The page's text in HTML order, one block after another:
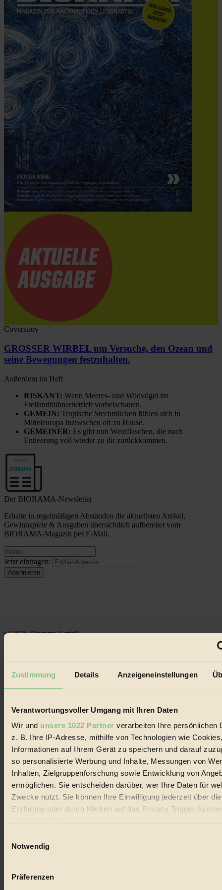
Zustimmung Details Anzeigeneinstellungen
Verantwortungsvoller Umgang mit Ihren Daten
Wir und unsere 1022 Partner verarbeiten Ihre persönlichen
z. B. Ihre IP-Adresse, mithilfe von Technologien wie
Informationen auf Ihrem Gerät zu speichern und darauf
so personalisierte Werbung und Inhalte, Messungen von
Inhalten, Zielgruppenforschung sowie Entwicklung von
ermöglichen. Sie entscheiden darüber, wer Ihre Daten für
Zwecke nutzt. Sie können Ihre Einwilligung jederzeit über
Erklärung oder durch Klicken auf das Privacy Trigger
Wenn Sie es erlauben, würden wir auch gerne:
Ihr Gerät durch aktives Scannen nach bestimmten
Notwendig
Präferenzen
Coverstory
GROSSER WIRBEL um Versuche, den Ozean und
seine Bewegungen festzuhalten.
Außerdem im Heft
RISKANT: Wenn Meeres- und Wildvögel im
Freilandhühnerbetrieb vorbeischauen.
GEMEIN: Tropische Stechmücken fühlen sich in
Mitteleuropa inziwschen oft zu Hause.
GEMEINER: Es gibt nun Weinflaschen, die nach
Entleerung voll wieder zu dir zurückkommen.
Der BIORAMA-Newsletter
Erhalte in regelmäßigen Abständen die aktuellsten Artikel,
Gewinnspiele & Ausgaben übersichtlich aufbereitet vom
BIORAMA-Magazin per E-Mail.
Jetzt eintragen:
© 2026 Biorama GmbH
Datenschutz
Handels mit Bioprodukten, des Fair-Trade sowie der Branche
alternativer Energien.
Social Media
22.601 Fans auf Facebook
Folge uns auf Instagram
Themen
Bio
#
Vegan